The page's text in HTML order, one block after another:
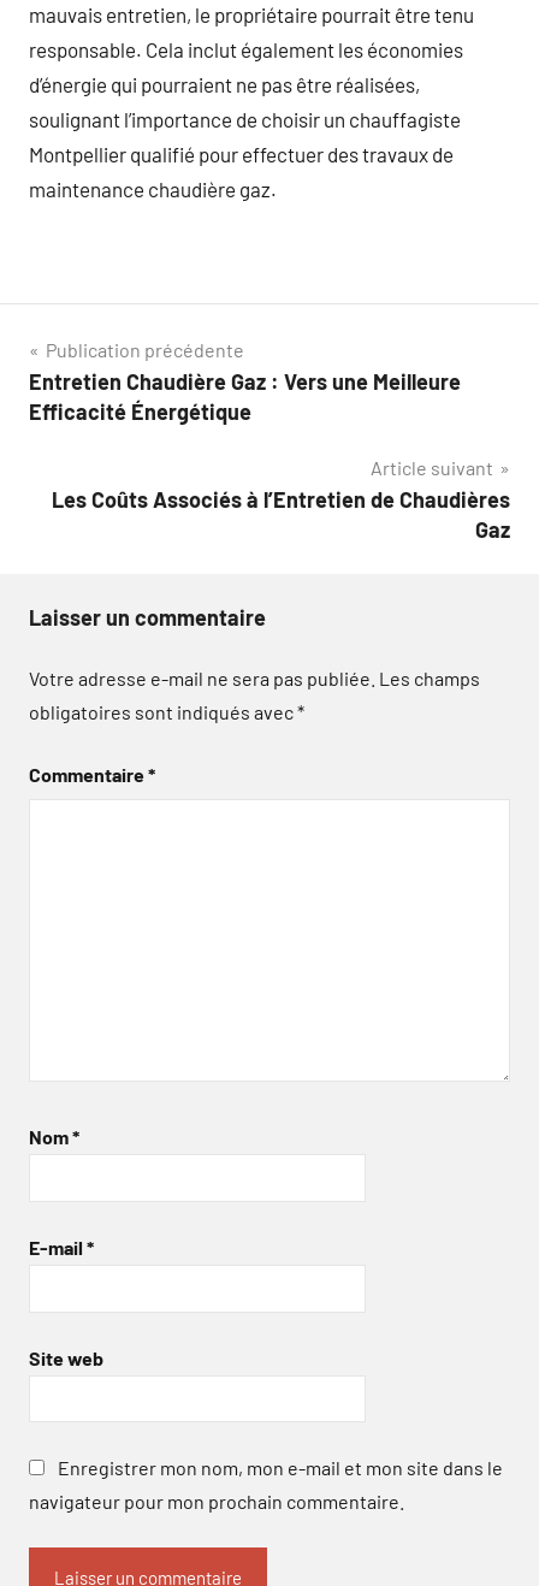
mauvais entretien, le propriétaire pourrait être tenu
responsable. Cela inclut également les économies
d’énergie qui pourraient ne pas être réalisées,
soulignant l’importance de choisir un chauffagiste
Montpellier qualifié pour effectuer des travaux de
maintenance chaudière gaz.
Navigation
de
Publication précédente
Entretien Chaudière Gaz : Vers une Meilleure
Efficacité Énergétique
Article suivant
Les Coûts Associés à l’Entretien de Chaudières
Gaz
Laisser un commentaire
Votre adresse e-mail ne sera pas publiée. Les champs
obligatoires sont indiqués avec*
Commentaire*
Nom*
E-mail *
Site web
Enregistrer mon nom, mon e-mail et mon site dans le
navigateur pour mon prochain commentaire.